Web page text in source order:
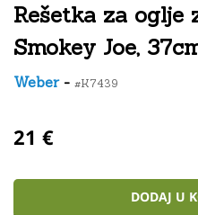
Rešetka za oglje
Smokey Joe,
Weber- #K7439
21 €
DODAJ U